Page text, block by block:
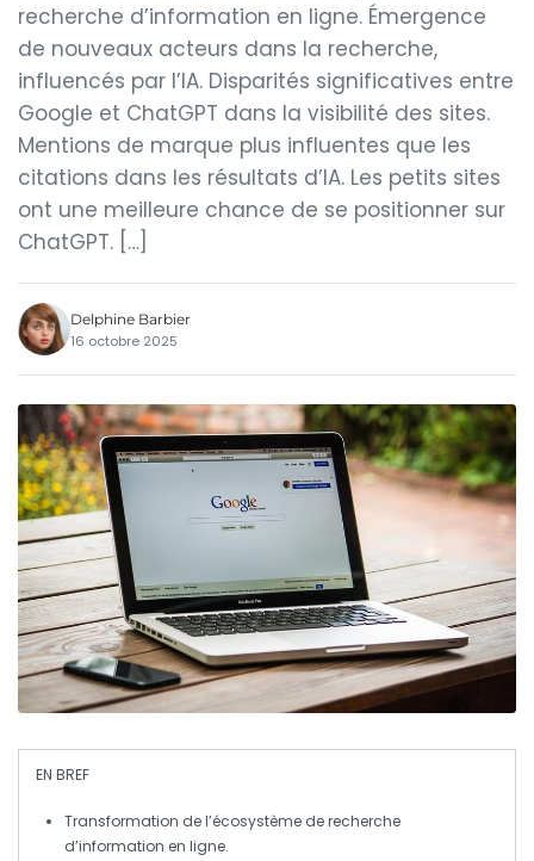
recherche d’information en ligne. Émergence
de nouveaux acteurs dans la recherche,
influencés par l’IA. Disparités significatives entre
Google et ChatGPT dans la visibilité des sites.
Mentions de marque plus influentes que les
citations dans les résultats d’IA. Les petits sites
ont une meilleure chance de se positionner sur
ChatGPT. […]
Delphine Barbier
16 octobre 2025
EN BREF
Transformation de l’écosystème de recherche
d’information en ligne.